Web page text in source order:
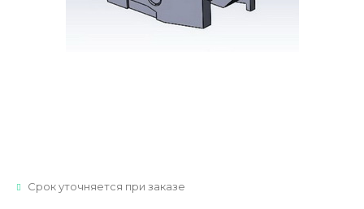
Срок уточняется при заказе